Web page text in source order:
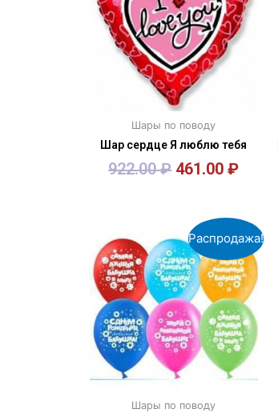
Шары по поводу
Шар сердце Я люблю тебя
922.00₽ 461.00₽
Распродажа!
Шары по поводу